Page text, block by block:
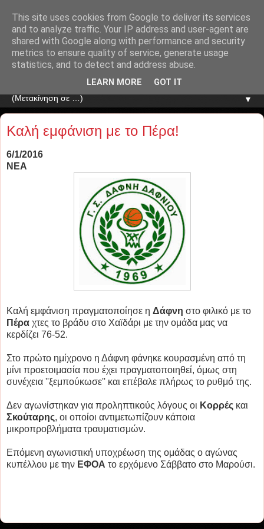
▼
Καλή εμφάνιση με το Πέρα!
6/1/2016
ΝΕΑ
Καλή εμφάνιση πραγματοποίησε η Δάφνη στο φιλικό με το
Πέρα χτες το βράδυ στο Χαϊδάρι με την ομάδα μας να
κερδίζει 76-52.
Στο πρώτο ημίχρονο η Δάφνη φάνηκε κουρασμένη από τη
μίνι προετοιμασία που έχει πραγματοποιηθεί, όμως στη
συνέχεια ''ξεμπούκωσε'' και επέβαλε πλήρως το ρυθμό της.
Δεν αγωνίστηκαν για προληπτικούς λόγους οι Κορρές και
Σκούταρης, οι οποίοι αντιμετωπίζουν κάποια
μικροπροβλήματα τραυματισμών.
Επόμενη αγωνιστική υποχρέωση της ομάδας ο αγώνας
κυπέλλου με την ΕΦΟΑ το ερχόμενο Σάββατο στο Μαρούσι.
This site uses cookies from Google to deliver its services
and to analyze traffic. Your IP address and user-agent are
shared with Google along with performance and security
metrics to ensure quality of service, generate usage
statistics, and to detect and address abuse.
LEARN MORE GOT IT